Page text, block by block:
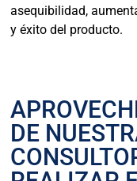
asequibilidad,
y éxito del producto.
DE